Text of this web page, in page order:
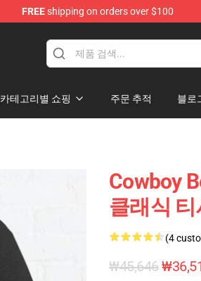
FREEshipping on orders over $100
카테고리별 쇼핑 주문 추적 블로
Cowboy
클래식
(4
₩45,646